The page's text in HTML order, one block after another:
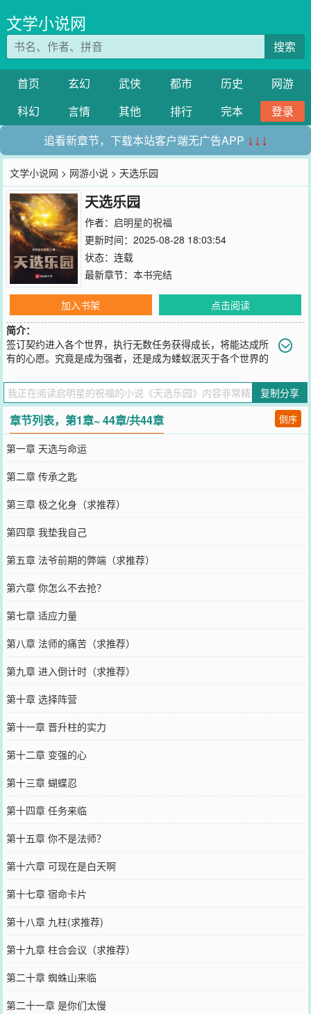
文学小说网
搜索
首页 玄幻 武侠 都市 历史
网游
科幻
言情 其他 排行 完本
登录
追看新章节，下载本站客户端无广告APP ↓↓↓
文学小说网 > 网游小说 > 天选乐园
天选乐园
作者： 启明星的祝福
更新时间：2025-08-28 18:03:54
状态：连载
最新章节： 本书完结
加入书架
点击阅读
简介：
签订契约进入各个世界，执行无数任务获得成长，将能达成所
有的心愿。究竟是成为强者，还是成为蝼蚁泯灭于各个世界的
界。
您要是觉得《天选乐园》还不错的话请不要忘记向您QQ群和微博微信
里的朋友推荐哦！
复制分享
章节列表，第1章~ 44章/共44章 倒序
第一章 天选与命运
第二章 传承之匙
第三章 极之化身（求推荐）
第四章 我垫我自己
第五章 法爷前期的弊端（求推荐）
第六章 你怎么不去抢？
第七章 适应力量
第八章 法师的痛苦（求推荐）
第九章 进入倒计时（求推荐）
第十章 选择阵营
第十一章 晋升柱的实力
第十二章 变强的心
第十三章 蝴蝶忍
第十四章 任务来临
第十五章 你不是法师？
第十六章 可现在是白天啊
第十七章 宿命卡片
第十八章 九柱(求推荐)
第十九章 柱合会议（求推荐）
第二十章 蜘蛛山来临
第二十一章 是你们太慢